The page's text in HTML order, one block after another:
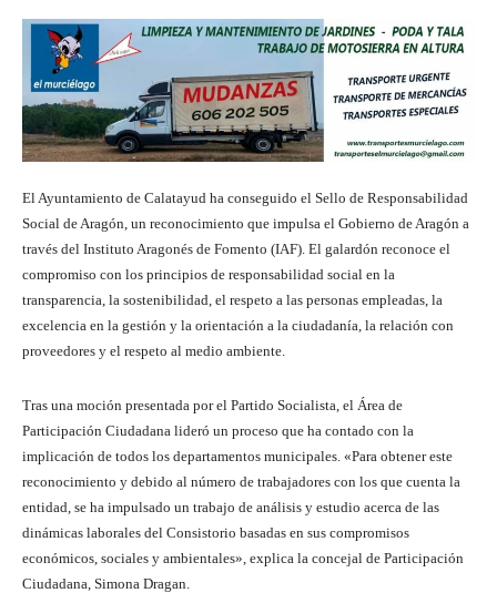
El Ayuntamiento de Calatayud ha conseguido el Sello de Responsabilidad
Social de Aragón, un reconocimiento que impulsa el Gobierno de Aragón a
través del Instituto Aragonés de Fomento (IAF). El galardón reconoce el
compromiso con los principios de responsabilidad social en la
transparencia, la sostenibilidad, el respeto a las personas empleadas, la
excelencia en la gestión y la orientación a la ciudadanía, la relación con
proveedores y el respeto al medio ambiente.
Tras una moción presentada por el Partido Socialista, el Área de
Participación Ciudadana lideró un proceso que ha contado con la
implicación de todos los departamentos municipales. «Para obtener este
reconocimiento y debido al número de trabajadores con los que cuenta la
entidad, se ha impulsado un trabajo de análisis y estudio acerca de las
dinámicas laborales del Consistorio basadas en sus compromisos
económicos, sociales y ambientales», explica la concejal de Participación
Ciudadana, Simona Dragan.